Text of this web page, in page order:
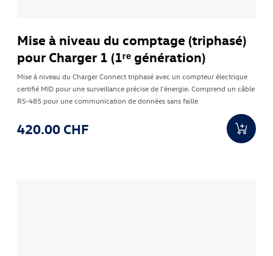
Mise à niveau du comptage (triphasé)
pour Charger 1 (1ʳᵉ génération)
Mise à niveau du Charger Connect triphasé avec un compteur électrique
certifié MID pour une surveillance précise de l'énergie. Comprend un câble
RS-485 pour une communication de données sans faille
420.00 CHF